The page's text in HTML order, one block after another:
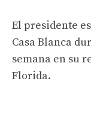
El presidente
Casa Blanca
semana en su
Florida.